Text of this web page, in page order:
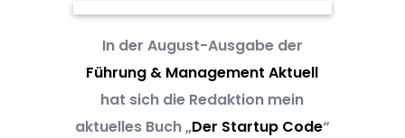
In der August-Ausgabe der
Führung & Management Aktuell
hat sich die Redaktion mein
aktuelles Buch „Der Startup Code“